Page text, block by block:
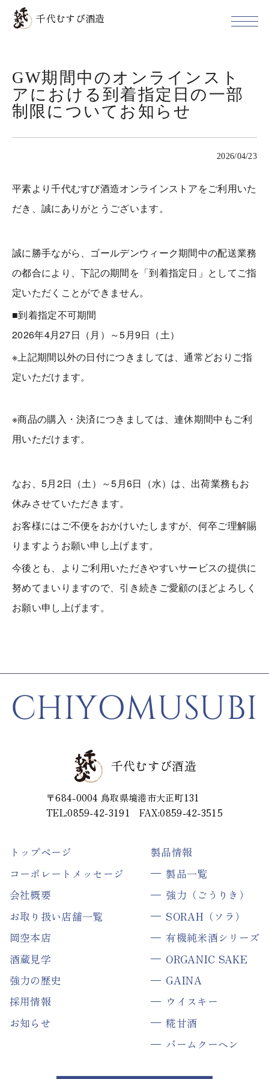
千代むすび酒造
GW期間中のオンラインスト
アにおける到着指定日の一部
制限についてお知らせ
2026/04/23
平素より千代むすび酒造オンラインストアをご利用いた
だき、誠にありがとうございます。
誠に勝手ながら、ゴールデンウィーク期間中の配送業務
の都合により、下記の期間を「到着指定日」としてご指
定いただくことができません。
■到着指定不可期間
2026年4月27日（月）～5月9日（土）
※上記期間以外の日付につきましては、通常どおりご指
定いただけます。
※商品の購入・決済につきましては、連休期間中もご利
用いただけます。
なお、5月2日（土）～5月6日（水）は、出荷業務もお
休みさせていただきます。
お客様にはご不便をおかけいたしますが、何卒ご理解賜
りますようお願い申し上げます。
今後とも、よりご利用いただきやすいサービスの提供に
努めてまいりますので、引き続きご愛顧のほどよろしく
お願い申し上げます。
CHIYOMUSUBI
千代むすび酒造
〒684-0004 鳥取県境港市大正町131
TEL:0859-42-3191FAX:0859-42-3515
トップページ
コーポレートメッセージ
会社概要
お取り扱い店舗一覧
岡空本店
酒蔵見学
強力の歴史
採用情報
お知らせ
製品情報
製品一覧
強力（ごうりき）
SORAH（ソラ）
有機純米酒シリーズ
ORGANIC SAKE
GAINA
ウイスキー
糀甘酒
バームクーヘン